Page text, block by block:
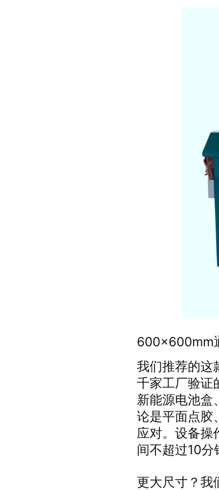
600×600mm
我们推荐的这
千家工厂验证
新能源电池盒
论是平面点胶
应对。设备操
间不超过10
更大尺寸？我